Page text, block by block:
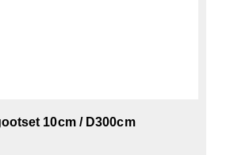
10cm / D300cm